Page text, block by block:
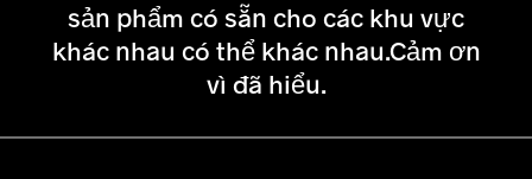
sản phẩm có sẵn cho các khu vực
khác nhau có thể khác nhau.Cảm ơn
vì đã hiểu.